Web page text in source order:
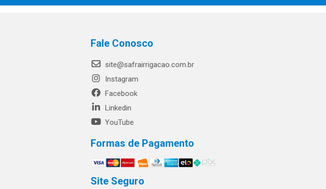
Fale Conosco
site@safrairrigacao.com.br
Instagram
Facebook
Linkedin
YouTube
Formas de Pagamento
Site Seguro